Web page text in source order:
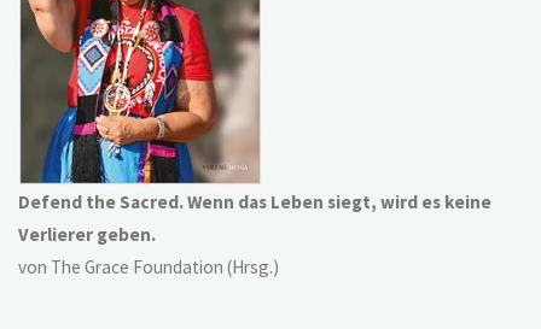
Defend the Sacred. Wenn das Leben siegt, wird es keine
Verlierer geben.
von The Grace Foundation (Hrsg.)